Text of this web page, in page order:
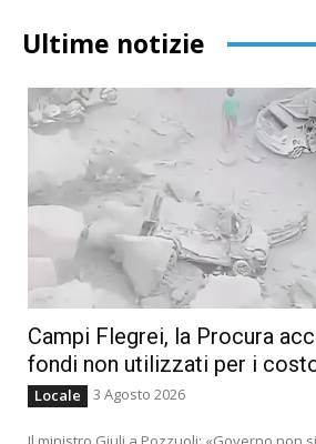
Ultime notizie
Campi Flegrei, la Procura
fondi non utilizzati per i
Locale 3 Agosto 2026